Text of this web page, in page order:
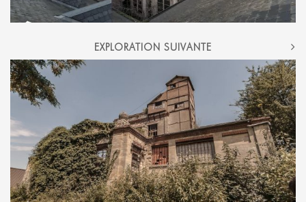
EXPLORATION SUIVANTE